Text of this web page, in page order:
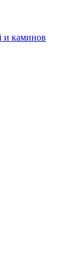
и каминов